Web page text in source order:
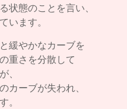
状態のことを言い、
います。
緩やかなカーブを
重さを分散して
、
カーブが失われ、
。